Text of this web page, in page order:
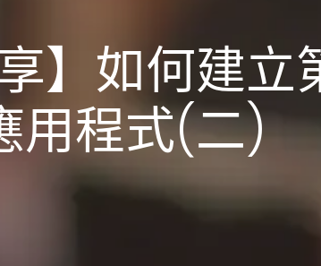
】如何建
用程式(二)